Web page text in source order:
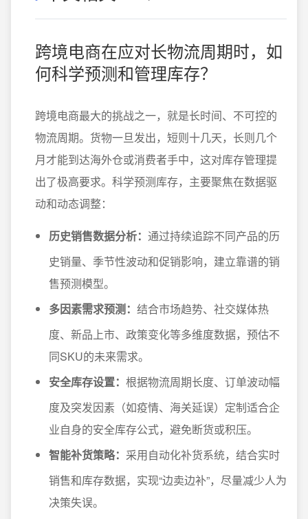
跨境电商在应对长物流周期时，如
何科学预测和管理库存？
跨境电商最大的挑战之一，就是长时间、不可控的
物流周期。货物一旦发出，短则十几天，长则几个
月才能到达海外仓或消费者手中，这对库存管理提
出了极高要求。科学预测库存，主要聚焦在数据驱
动和动态调整：
历史销售数据分析： 通过持续追踪不同产品的历
史销量、季节性波动和促销影响，建立靠谱的销
售预测模型。
多因素需求预测： 结合市场趋势、社交媒体热
度、新品上市、政策变化等多维度数据，预估不
同SKU的未来需求。
安全库存设置： 根据物流周期长度、订单波动幅
度及突发因素（如疫情、海关延误）定制适合企
业自身的安全库存公式，避免断货或积压。
智能补货策略： 采用自动化补货系统，结合实时
销售和库存数据，实现“边卖边补”，尽量减少人为
决策失误。